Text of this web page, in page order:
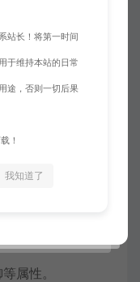
神秘人幻灵
大提高前期的作
属性。
站长！将第一时间
于维持本站的日常
途，否则一切后果
！
我知道了